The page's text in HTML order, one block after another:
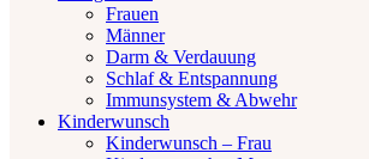
Frauen
Männer
Darm & Verdauung
Schlaf & Entspannung
Immunsystem & Abwehr
Kinderwunsch
Kinderwunsch – Frau